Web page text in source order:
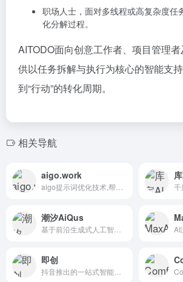
职场人士，面对多线程或高复杂度任
化分解过程。
AITODO面向创意工作者、项目管理
供以任务拆解与执行为核心的智能支
到“行动”的转化周期。
相关导航
aigo.work
潮汐AiQus
即创